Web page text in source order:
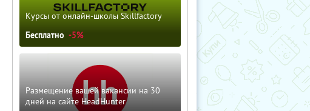
Курсы от онлайн-школы Skillfactory
Бесплатно -5%
Размещение вашей вакансии на 30
дней на сайте HeadHunter